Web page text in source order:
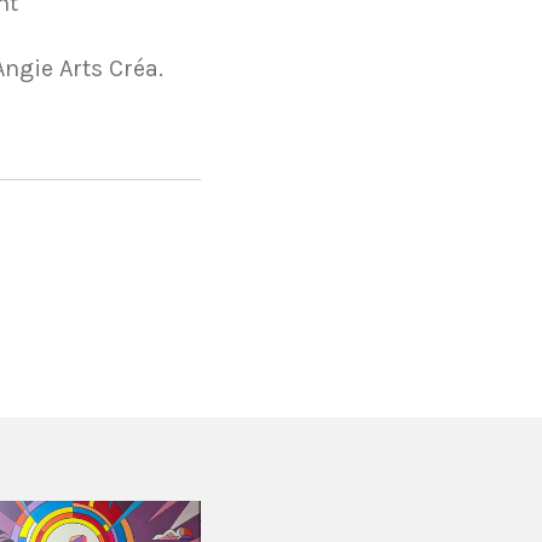
Arts Créa.